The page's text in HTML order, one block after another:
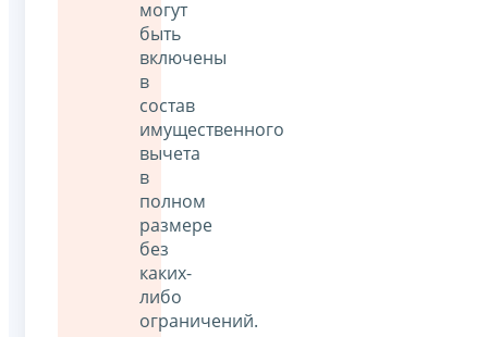
могут
быть
включены
в
состав
имущественного
вычета
в
полном
размере
без
каких-
либо
ограничений.